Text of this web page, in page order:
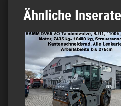
Ähnliche Inserate